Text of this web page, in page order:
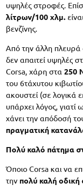
υψηλές στροφές.
λίτρων/100 χλμ.
βενζίνης.
Από την άλλη πλευρά
δεν απαιτεί υψηλές
Corsa, χάρη στα 250
του 6τάχυτου
ακουστεί (σε λογικά
υπάρχει λόγος, γιατί
χάνει την απόδοσή
πραγματική
Πολύ καλό πάτημα
Όποιο Corsa και να
την πολύ καλή